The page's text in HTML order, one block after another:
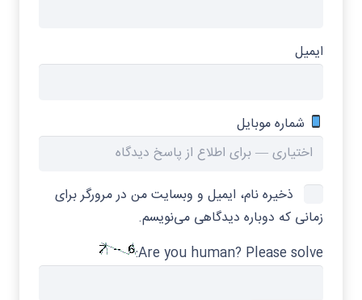
ایمیل
شماره موبایل
ذخیره نام، ایمیل و وبسایت من در مرورگر برای
زمانی که دوباره دیدگاهی می‌نویسم.
Are you human? Please solve: